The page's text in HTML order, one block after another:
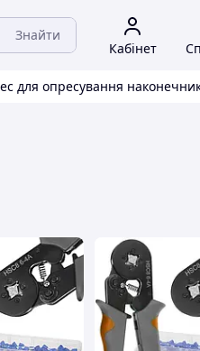
Знайти
Кабінет
для опресування